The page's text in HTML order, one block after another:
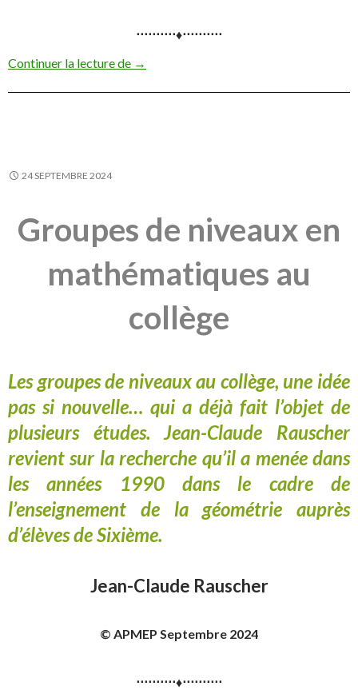
⋅⋅⋅⋅⋅⋅⋅⋅⋅⋅♦⋅⋅⋅⋅⋅⋅⋅⋅⋅⋅
Continuer la lecture de De l’utilisation des matériels de
→
24 SEPTEMBRE 2024
Groupes de niveaux en
mathématiques au
collège
Les groupes de niveaux au collège, une idée
pas si nouvelle… qui a déjà fait l’objet de
plusieurs études. Jean-Claude Rauscher
revient sur la recherche qu’il a menée dans
les années 1990 dans le cadre de
l’enseignement de la géométrie auprès
d’élèves de Sixième.
Jean-Claude Rauscher
© APMEP Septembre 2024
⋅⋅⋅⋅⋅⋅⋅⋅⋅⋅♦⋅⋅⋅⋅⋅⋅⋅⋅⋅⋅